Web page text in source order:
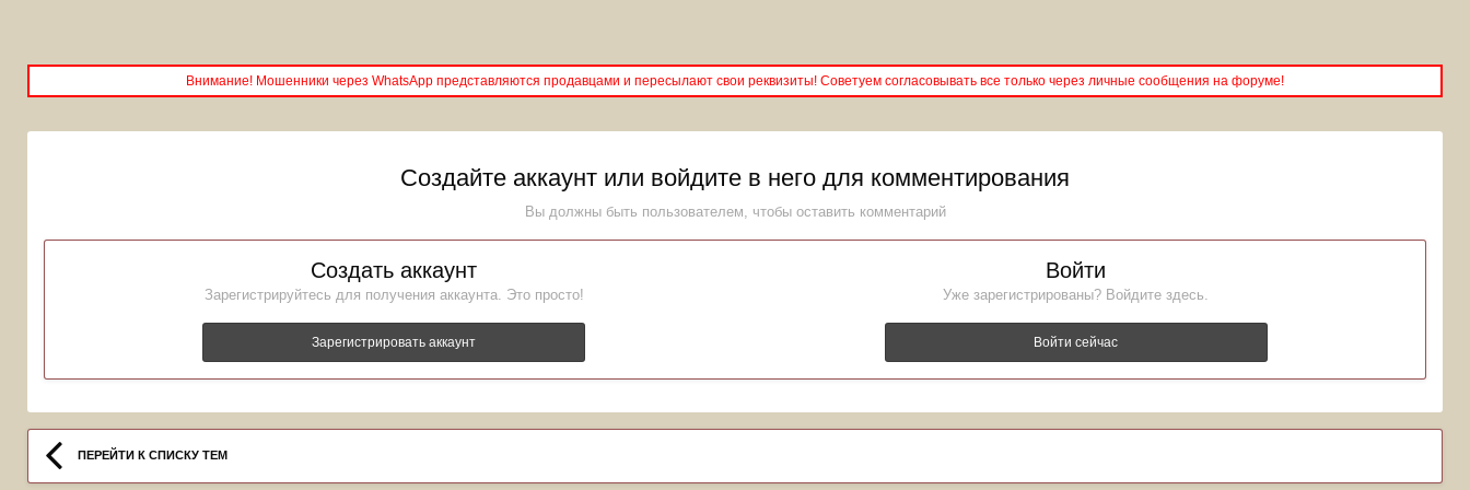
Внимание! Мошенники через WhatsApp представляются продавцами и пересылают свои реквизиты! Советуем согласовывать все только через личные сообщения на форуме!
Создайте аккаунт или войдите в него для комментирования
Вы должны быть пользователем, чтобы оставить комментарий
Создать аккаунт
Зарегистрируйтесь для получения аккаунта. Это просто!
Зарегистрировать аккаунт
Войти
Уже зарегистрированы? Войдите здесь.
Войти сейчас
ПЕРЕЙТИ К СПИСКУ ТЕМ